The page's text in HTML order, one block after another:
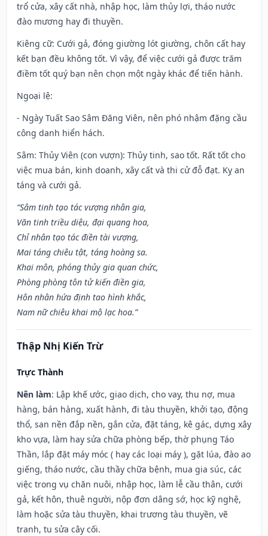
trổ cửa, xây cất nhà, nhập học, làm thủy lợi, tháo nước
đào mương hay đi thuyền.
Kiêng cữ: Cưới gả, đóng giường lót giường, chôn cất hay
kết bạn đều không tốt. Vì vậy, để việc cưới gả được trăm
điềm tốt quý bạn nên chọn một ngày khác để tiến hành.
Ngoại lệ:
- Ngày Tuất Sao Sâm Đăng Viên, nên phó nhậm đặng cầu
công danh hiển hách.
Sâm: Thủy Viên (con vượn): Thủy tinh, sao tốt. Rất tốt cho
việc mua bán, kinh doanh, xây cất và thi cử đỗ đạt. Kỵ an
táng và cưới gả.
“Sâm tinh tạo tác vượng nhân gia,
Văn tinh triều diệu, đại quang hoa,
Chỉ nhân tạo tác điền tài vượng,
Mai táng chiêu tật, táng hoàng sa.
Khai môn, phóng thủy gia quan chức,
Phòng phòng tôn tử kiến điền gia,
Hôn nhân hứa định tao hình khắc,
Nam nữ chiêu khai mộ lạc hoa.”
Thập Nhị Kiến Trừ
Trực Thành
Nên làm: Lập khế ước, giao dịch, cho vay, thu nợ, mua
hàng, bán hàng, xuất hành, đi tàu thuyền, khởi tạo, động
thổ, san nền đắp nền, gắn cửa, đặt táng, kê gác, dựng xây
kho vựa, làm hay sửa chữa phòng bếp, thờ phụng Táo
Thần, lắp đặt máy móc ( hay các loại máy ), gặt lúa, đào ao
giếng, tháo nước, cầu thầy chữa bệnh, mua gia súc, các
việc trong vụ chăn nuôi, nhập học, làm lễ cầu thân, cưới
gả, kết hôn, thuê người, nộp đơn dâng sớ, học kỹ nghệ,
làm hoặc sửa tàu thuyền, khai trương tàu thuyền, vẽ
tranh, tu sửa cây cối.